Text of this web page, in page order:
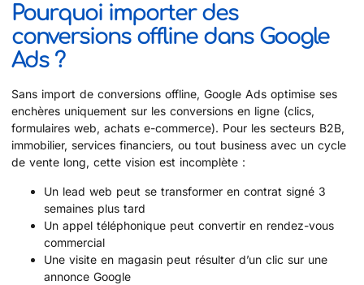
Pourquoi importer des
conversions offline dans Google
Ads ?
Sans import de conversions offline, Google Ads optimise ses
enchères uniquement sur les conversions en ligne (clics,
formulaires web, achats e-commerce). Pour les secteurs B2B,
immobilier, services financiers, ou tout business avec un cycle
de vente long, cette vision est incomplète :
Un lead web peut se transformer en contrat signé 3
semaines plus tard
Un appel téléphonique peut convertir en rendez-vous
commercial
Une visite en magasin peut résulter d’un clic sur une
annonce Google